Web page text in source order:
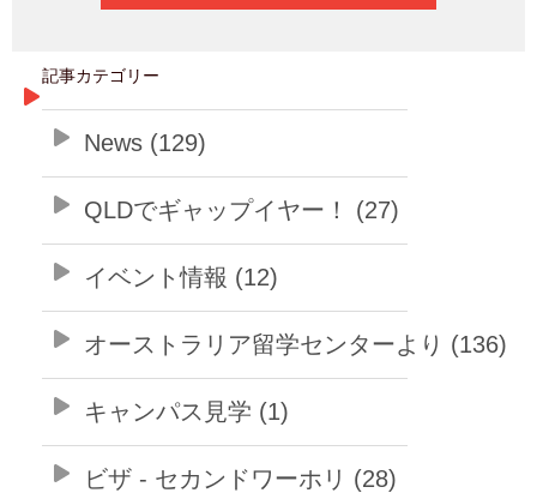
記事カテゴリー
News (129)
QLDでギャップイヤー！ (27)
イベント情報 (12)
オーストラリア留学センターより (136)
キャンパス見学 (1)
ビザ - セカンドワーホリ (28)